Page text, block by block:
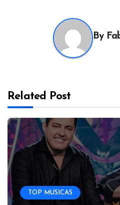
By
Related Post
TOP MUSICAS